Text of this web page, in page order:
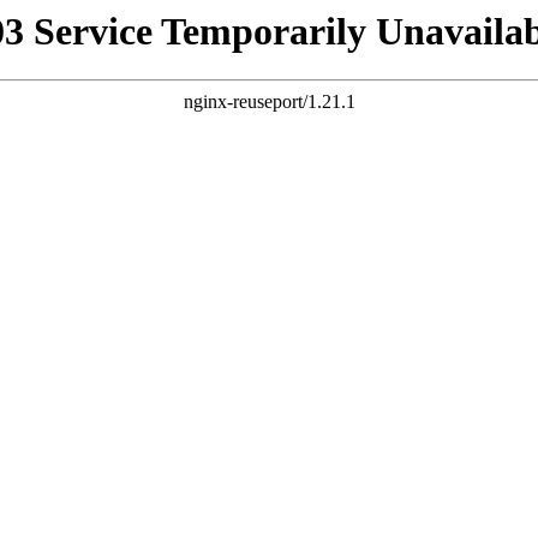
Service Temporarily
nginx-reuseport/1.21.1